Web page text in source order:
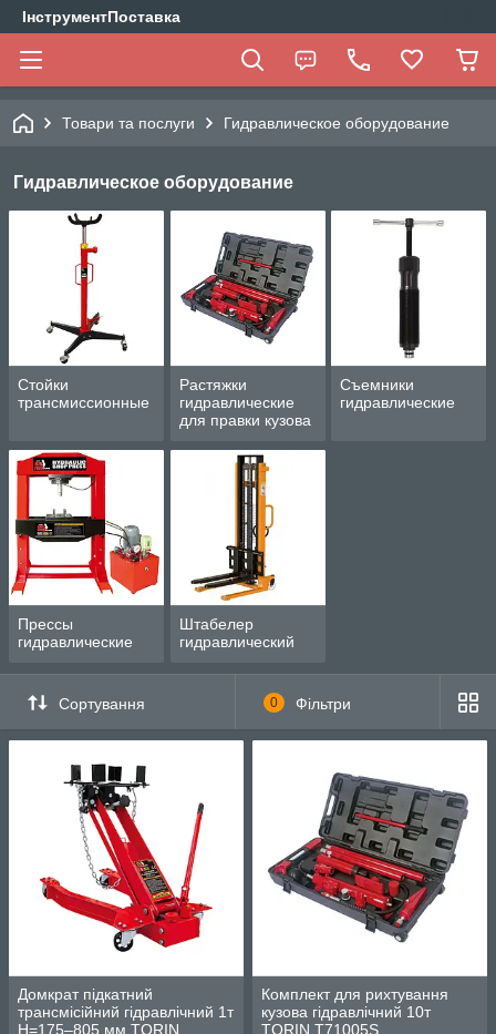
ІнструментПоставка
Товари та послуги Гидравлическое оборудование
Гидравлическое оборудование
Стойки
трансмиссионные
Растяжки
гидравлические
для правки кузова
Съемники
гидравлические
Прессы
гидравлические
Штабелер
гидравлический
Сортування 0 Фільтри
Домкрат підкатний
трансмісійний гідравлічний 1т
H=175–805 мм TORIN
Комплект для рихтування
кузова гідравлічний 10т
TORIN T71005S